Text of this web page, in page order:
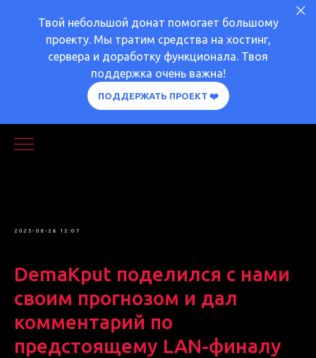
Твой небольшой донат помогает большому
проекту. Мы тратим средства на хостинг,
сервера и доработку функционала. Твоя
поддержка очень важна!
ПОДДЕРЖАТЬ ПРОЕКТ ❤️
2025-08-26 12:07
DemaKput поделился с нами
своим прогнозом и дал
комментарий по
предстоящему LAN-финалу